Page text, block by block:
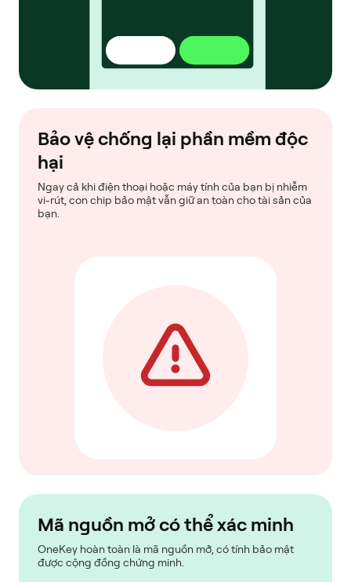
Bảo vệ chống lại phần mềm độc
hại
Ngay cả khi điện thoại hoặc máy tính của bạn bị nhiễm
vi-rút, con chip bảo mật vẫn giữ an toàn cho tài sản của
bạn.
Mã nguồn mở có thể xác minh
OneKey hoàn toàn là mã nguồn mở, có tính bảo mật
được cộng đồng chứng minh.